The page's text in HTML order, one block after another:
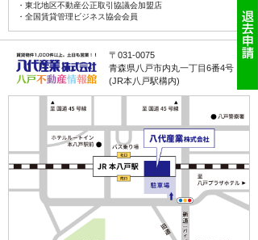
・東北地区不動産公正取引協議会加盟店
・全国賃貸管理ビジネス協会会員
〒031-0075
青森県八戸市内丸一丁目6番4号
(JR本八戸駅構内)